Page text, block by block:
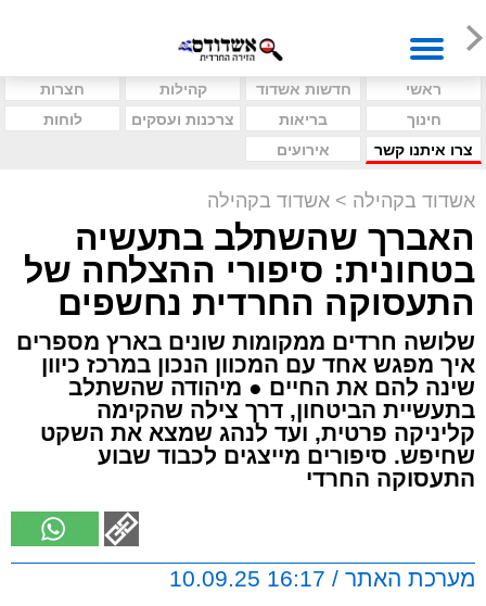
ראשי חדשות אשדוד קהילות
חצרות
חינוך
בריאות צרכנות ועסקים
לוחות
צרו איתנו קשר
אירועים
אשדוד בקהילה > אשדוד בקהילה
האברך שהשתלב בתעשיה
בטחונית: סיפורי ההצלחה של
התעסוקה החרדית נחשפים
שלושה חרדים ממקומות שונים בארץ מספרים
איך מפגש אחד עם המכוון הנכון במרכז כיוון
שינה להם את החיים ● מיהודה שהשתלב
בתעשיית הביטחון, דרך צילה שהקימה
קליניקה פרטית, ועד לנהג שמצא את השקט
שחיפש. סיפורים מייצגים לכבוד שבוע
התעסוקה החרדי
מערכת האתר / 16:17 10.09.25